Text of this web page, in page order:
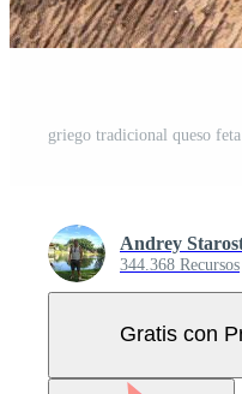
griego tradicional queso
Andrey
344.368 Recursos
Gratis con